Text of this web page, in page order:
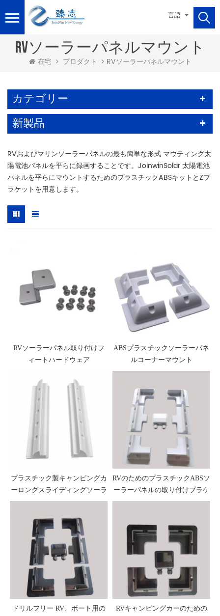
言語
RVソーラーパネルマウント
在宅 プロダクト RVソーラーパネルマウント
カテゴリー
新製品
RVおよびマリンソーラーパネルの最も簡単な形式 マウティング太
陽電池パネルを平らに録画することです。JoinwinSolar 太陽電池
パネルを平らにマウントするためのプラスチックABSキットとZブ
ラケットを用意します。
RVソーラーパネル取り付けフ
ィートハードウェア
ABSプラスチックソーラーパネ
ルコーナーマウント
プラスチック製キャンピングカ
ーロングスライディングソーラ
ーパネルコーナーマウント
RVのためのプラスチックABSソ
ーラーパネルの取り付けブラケ
ット
ドリルフリー RV、ボート用の
RVキャンピングカーのための